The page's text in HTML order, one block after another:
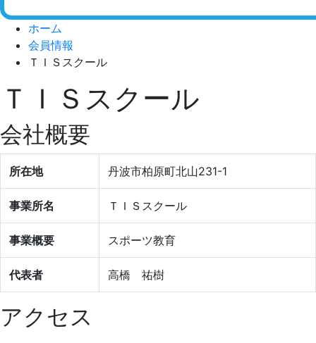
ホーム
会員情報
ＴＩＳスクール
ＴＩＳスクール
会社概要
所在地 丹波市柏原町北山231-1
事業所名 ＴＩＳスクール
事業概要 スポーツ教育
代表者 高橋 祐樹
アクセス